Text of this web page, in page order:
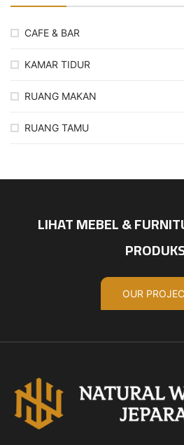
CAFE & BAR
KAMAR TIDUR
RUANG MAKAN
RUANG TAMU
LIHAT MEBEL &
OUR